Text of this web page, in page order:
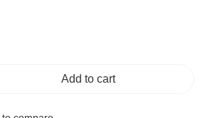
Add to cart